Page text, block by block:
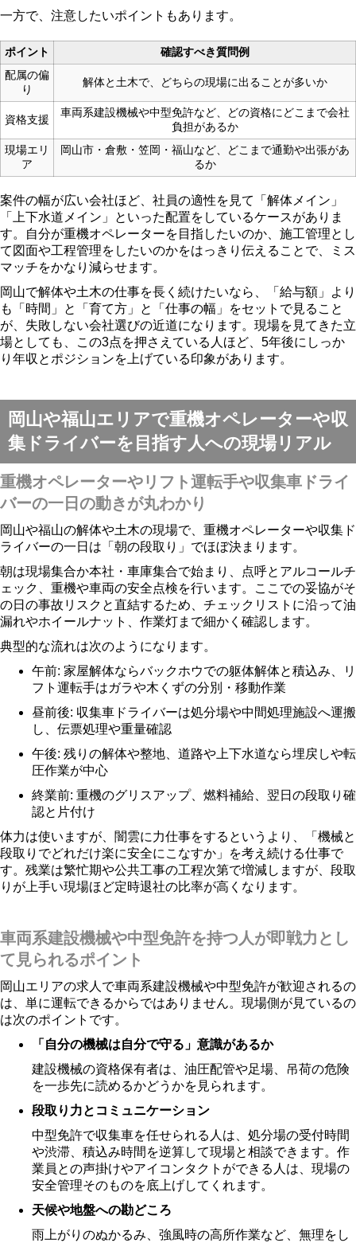
一方で、注意したいポイントもあります。
ポイント
確認すべき質問例
配属の偏
り
解体と土木で、どちらの現場に出ることが多いか
資格支援
車両系建設機械や中型免許など、どの資格にどこまで会社
負担があるか
現場エリ
ア
岡山市・倉敷・笠岡・福山など、どこまで通勤や出張があ
るか
案件の幅が広い会社ほど、社員の適性を見て「解体メイン」
「上下水道メイン」といった配置をしているケースがありま
す。自分が重機オペレーターを目指したいのか、施工管理とし
て図面や工程管理をしたいのかをはっきり伝えることで、ミス
マッチをかなり減らせます。
岡山で解体や土木の仕事を長く続けたいなら、「給与額」より
も「時間」と「育て方」と「仕事の幅」をセットで見ること
が、失敗しない会社選びの近道になります。現場を見てきた立
場としても、この3点を押さえている人ほど、5年後にしっか
り年収とポジションを上げている印象があります。
岡山や福山エリアで重機オペレーターや収
集ドライバーを目指す人への現場リアル
重機オペレーターやリフト運転手や収集車ドライ
バーの一日の動きが丸わかり
岡山や福山の解体や土木の現場で、重機オペレーターや収集ド
ライバーの一日は「朝の段取り」でほぼ決まります。
朝は現場集合か本社・車庫集合で始まり、点呼とアルコールチ
ェック、重機や車両の安全点検を行います。ここでの妥協がそ
の日の事故リスクと直結するため、チェックリストに沿って油
漏れやホイールナット、作業灯まで細かく確認します。
典型的な流れは次のようになります。
午前: 家屋解体ならバックホウでの躯体解体と積込み、リ
フト運転手はガラや木くずの分別・移動作業
昼前後: 収集車ドライバーは処分場や中間処理施設へ運搬
し、伝票処理や重量確認
午後: 残りの解体や整地、道路や上下水道なら埋戻しや転
圧作業が中心
終業前: 重機のグリスアップ、燃料補給、翌日の段取り確
認と片付け
体力は使いますが、闇雲に力仕事をするというより、「機械と
段取りでどれだけ楽に安全にこなすか」を考え続ける仕事で
す。残業は繁忙期や公共工事の工程次第で増減しますが、段取
りが上手い現場ほど定時退社の比率が高くなります。
車両系建設機械や中型免許を持つ人が即戦力とし
て見られるポイント
岡山エリアの求人で車両系建設機械や中型免許が歓迎されるの
は、単に運転できるからではありません。現場側が見ているの
は次のポイントです。
「自分の機械は自分で守る」意識があるか
建設機械の資格保有者は、油圧配管や足場、吊荷の危険
を一歩先に読めるかどうかを見られます。
段取り力とコミュニケーション
中型免許で収集車を任せられる人は、処分場の受付時間
や渋滞、積込み時間を逆算して現場と相談できます。作
業員との声掛けやアイコンタクトができる人は、現場の
安全管理そのものを底上げしてくれます。
天候や地盤への勘どころ
雨上がりのぬかるみ、強風時の高所作業など、無理をし